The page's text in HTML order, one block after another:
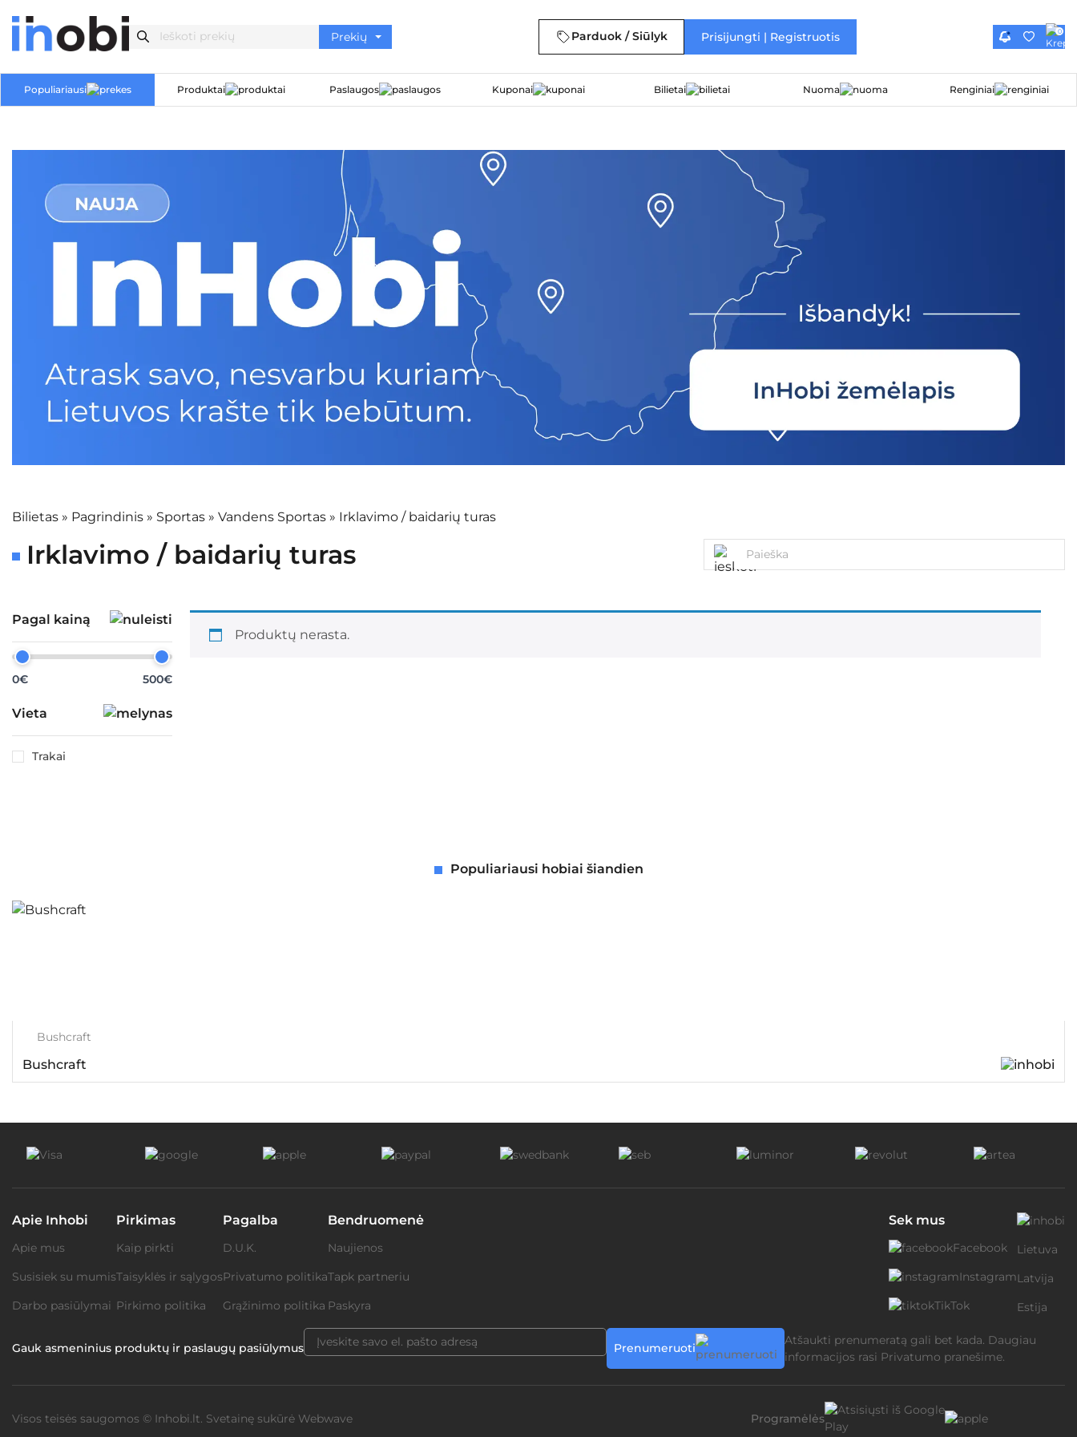
Parduok / Siūlyk Prisijungti | Registruotis 0
Populiariausi Produktai Paslaugos Kuponai Bilietai Nuoma Renginiai
Bilietas » Pagrindinis » Sportas » Vandens Sportas » Irklavimo / baidarių turas
Irklavimo / baidarių turas
Pagal kainą
0€ 500€
Vieta
Trakai
Produktų nerasta.
Populiariausi hobiai šiandien
Bushcraft
Bushcraft
Apie Inhobi
Apie mus
Susisiek su mumis
Darbo pasiūlymai
Pirkimas
Kaip pirkti
Taisyklės ir sąlygos
Pirkimo politika
Pagalba
D.U.K.
Privatumo politika
Grąžinimo politika
Bendruomenė
Naujienos
Tapk partneriu
Paskyra
Sek mus
Facebook
Instagram
TikTok
Lietuva
Latvija
Estija
Gauk asmeninius produktų ir paslaugų pasiūlymus Prenumeruoti
Atšaukti prenumeratą gali bet kada. Daugiau
informacijos rasi Privatumo pranešime.
Visos teisės saugomos © Inhobi.lt. Svetainę sukūrė Webwave Programėlės